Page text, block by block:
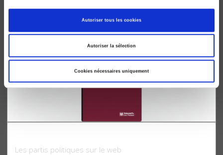
Autoriser tous les cookies
Autoriser la sélection
Cookies nécessaires uniquement
Les partis politiques sur le web